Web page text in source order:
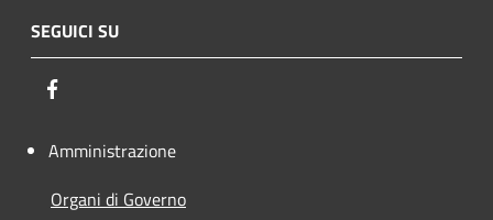
SEGUICI SU
Amministrazione
Organi di Governo